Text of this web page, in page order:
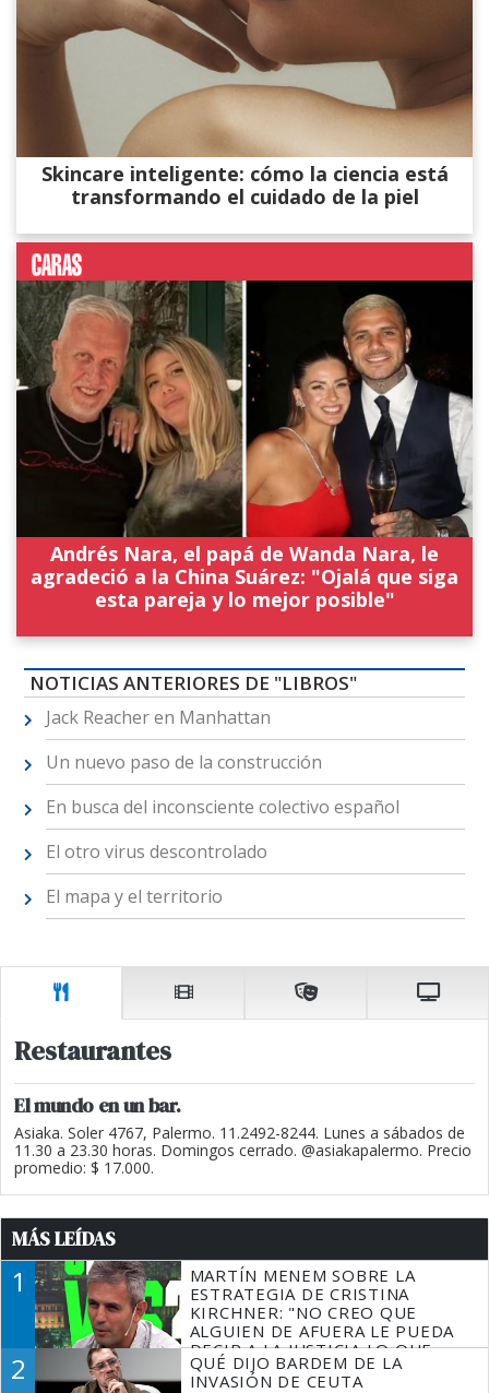
Skincare inteligente: cómo la ciencia está
transformando el cuidado de la piel
Andrés Nara, el papá de Wanda Nara, le
agradeció a la China Suárez: "Ojalá que siga
esta pareja y lo mejor posible"
NOTICIAS ANTERIORES DE "LIBROS"
Jack Reacher en Manhattan
Un nuevo paso de la construcción
En busca del inconsciente colectivo español
El otro virus descontrolado
El mapa y el territorio
Restaurantes
El mundo en un bar.
Asiaka. Soler 4767, Palermo. 11.2492-8244. Lunes a sábados de
11.30 a 23.30 horas. Domingos cerrado. @asiakapalermo. Precio
promedio: $ 17.000.
MÁS LEÍDAS
1
MARTÍN MENEM SOBRE LA
ESTRATEGIA DE CRISTINA
KIRCHNER: "NO CREO QUE
ALGUIEN DE AFUERA LE PUEDA
DECIR A LA JUSTICIA LO QUE
TIENE QUE HACER"
2
QUÉ DIJO BARDEM DE LA
INVASIÓN DE CEUTA